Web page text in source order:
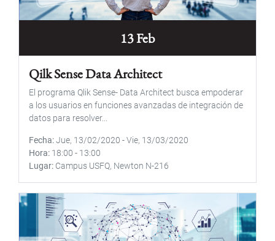
13 Feb
Qilk Sense Data Architect
El programa Qlik Sense- Data Architect busca empoderar
a los usuarios en funciones avanzadas de integración de
datos para resolver...
Fecha Jue, 13/02/2020 -Vie, 13/03/2020
Hora 18:00 - 13:00
Lugar Campus USFQ, Newton N-216